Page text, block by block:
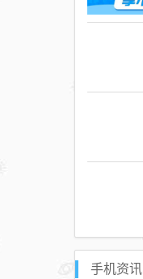
手机资讯